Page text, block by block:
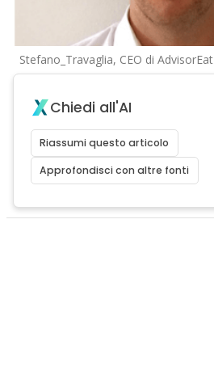
Stefano_Travaglia, CEO di AdvisorEat
Chiedi all'AI
Riassumi questo articolo
Approfondisci con altre fonti